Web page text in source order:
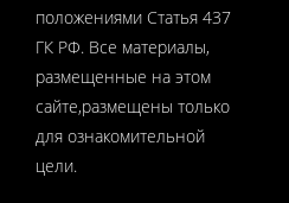
положениями Статья 437
ГК РФ. Все материалы,
размещенные на этом
сайте,размещены только
для ознакомительной
цели.